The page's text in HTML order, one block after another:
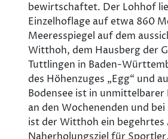
bewirtschaftet. Der Lohhof
Einzelhoflage auf etwa 860
Meeresspiegel auf dem
Witthoh, dem Hausberg der
Tuttlingen in Baden-
des Höhenzuges „Egg“ und
Bodensee ist in unmittelbarer
an den Wochenenden und
ist der Witthoh ein begehrtes